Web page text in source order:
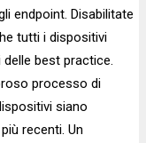
endpoint. Disabilitate
tutti i dispositivi
best practice.
processo di
siano
recenti. Un